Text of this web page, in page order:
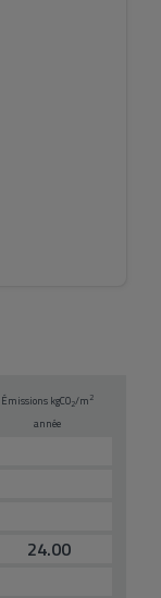
Émissions kgCO2/m2
année
24.00